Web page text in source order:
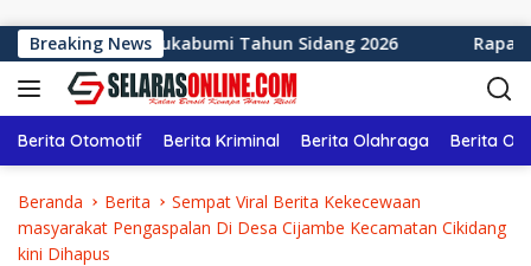
Breaking News
Sukabumi Tahun Sidang 2026 Rapat Paripurna
Berita Otomotif Berita Kriminal Berita Olahraga Berita
Beranda Berita
Sempat Viral Berita Kekecewaan
masyarakat Pengaspalan Di Desa Cijambe Kecamatan Cikidang
kini Dihapus